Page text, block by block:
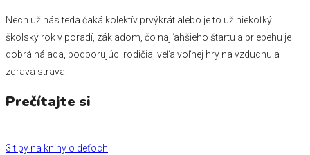
Nech už nás teda čaká kolektív prvýkrát alebo je to už niekoľký
školský rok v poradí, základom, čo najľahšieho štartu a priebehu je
dobrá nálada, podporujúci rodičia, veľa voľnej hry na vzduchu a
zdravá strava.
Prečítajte si
3 tipy na knihy o deťoch